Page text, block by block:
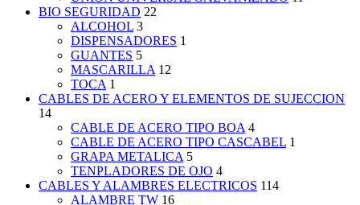
BIO SEGURIDAD 22
ALCOHOL 3
DISPENSADORES 1
GUANTES 5
MASCARILLA 12
TOCA 1
CABLES DE ACERO Y ELEMENTOS DE SUJECCION
14
CABLE DE ACERO TIPO BOA 4
CABLE DE ACERO TIPO CASCABEL 1
GRAPA METALICA 5
TENPLADORES DE OJO 4
CABLES Y ALAMBRES ELECTRICOS 114
ALAMBRE TW 16